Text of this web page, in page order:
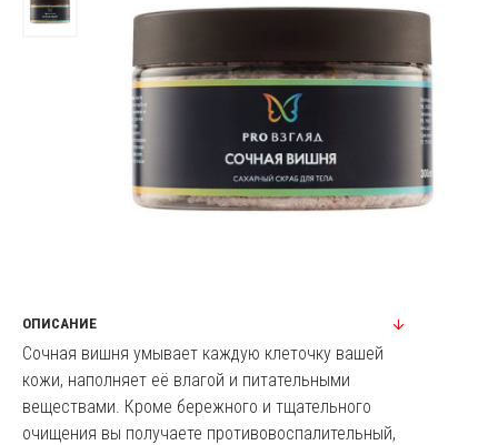
ОПИСАНИЕ
Сочная вишня умывает каждую клеточку вашей
кожи, наполняет её влагой и питательными
веществами. Кроме бережного и тщательного
очищения вы получаете противовоспалительный,